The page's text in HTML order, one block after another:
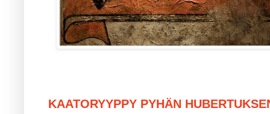
KAATORYYPPY PYHÄN